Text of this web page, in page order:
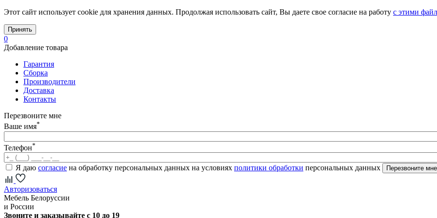
Этот сайт использует cookie для хранения данных. Продолжая использовать сайт, Вы даете свое согласие на работу с этими
Принять
0
Добавление товара
Гарантия
Сборка
Производители
Доставка
Контакты
Перезвоните мне
Ваше имя*
Телефон*
Я даю согласие на обработку персональных данных на условиях политики обработки персональных данных
Авторизоваться
Мебель Белоруссии
и России
Звоните и заказывайте с 10 до 19